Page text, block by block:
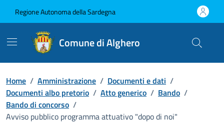
Regione Autonoma della Sardegna
Comune di Alghero
Home / Amministrazione / Documenti e dati /
Documenti albo pretorio / Atto generico / Bando /
Bando di concorso /
Avviso pubblico programma attuativo "dopo di noi"